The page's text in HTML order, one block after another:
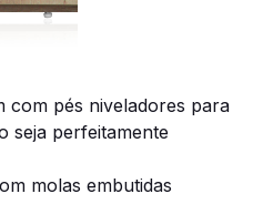
com pés niveladores para
seja perfeitamente
molas embutidas